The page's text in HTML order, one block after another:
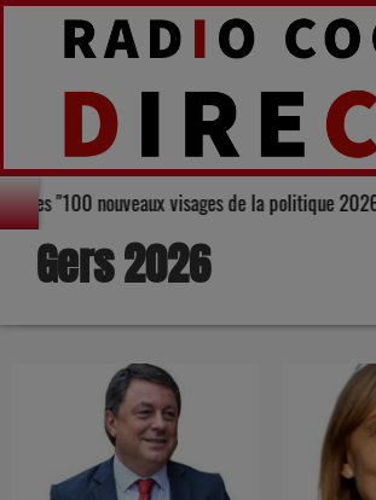
au Palmarès des "100 nouveaux visages de la
Gers 2026